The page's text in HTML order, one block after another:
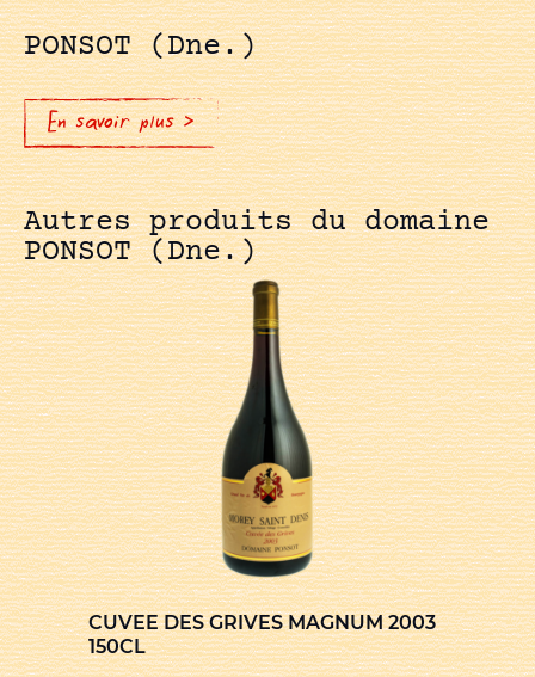
PONSOT (Dne.)
En savoir plus >
Autres produits du domaine
PONSOT (Dne.)
CUVEE DES GRIVES MAGNUM 2003
150CL